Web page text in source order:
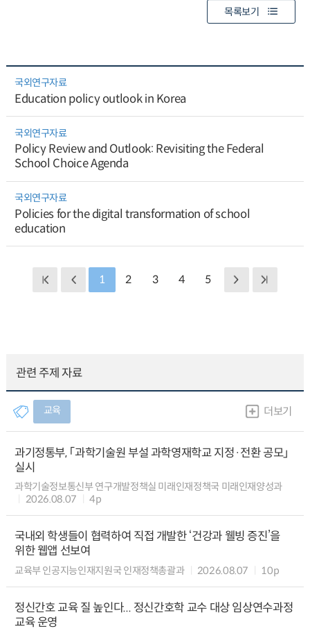
목록보기
국외연구자료
Education policy outlook in Korea
국외연구자료
Policy Review and Outlook: Revisiting the Federal
School Choice Agenda
국외연구자료
Policies for the digital transformation of school
education
1 2 3 4 5
관련 주제 자료
교육 더보기
과기정통부, 「과학기술원 부설 과학영재학교 지정·전환 공모」
실시
과학기술정보통신부 연구개발정책실 미래인재정책국 미래인재양성과
2026.08.07
4p
국내외 학생들이 협력하여 직접 개발한 ‘건강과 웰빙 증진’을
위한 웹앱 선보여
교육부 인공지능인재지원국 인재정책총괄과 2026.08.07 10p
정신간호 교육 질 높인다... 정신간호학 교수 대상 임상연수과정
교육 운영